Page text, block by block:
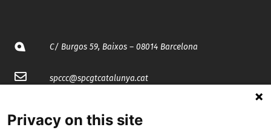
C/ Burgos 59, Baixos – 08014 Barcelona
spccc@spcgtcatalunya.cat
Privacy on this site